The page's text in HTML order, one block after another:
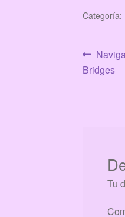
Categoría:
de
Bridges
Tu